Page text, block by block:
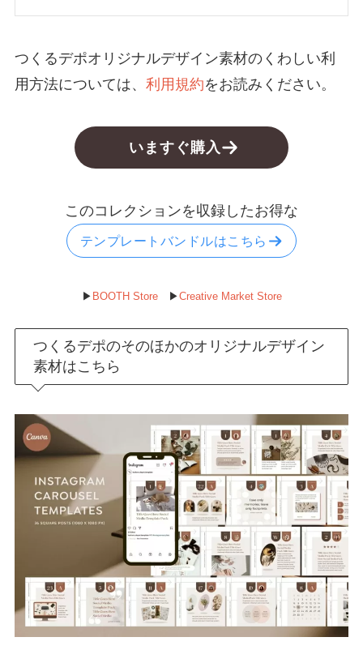
お名前
メールアドレス
お問い合せ内容*
※Canvaの使い方についてはお答えしておりません。
送信
つくるデポオリジナルデザイン素材のくわしい利
用方法については、 利用規約をお読みください。
いますぐ購入
このコレクションを収録したお得な
テンプレートバンドルはこちら
▶︎ BOOTH Store▶︎Creative Market Store
つくるデポのそのほかのオリジナルデザイン
素材はこちら